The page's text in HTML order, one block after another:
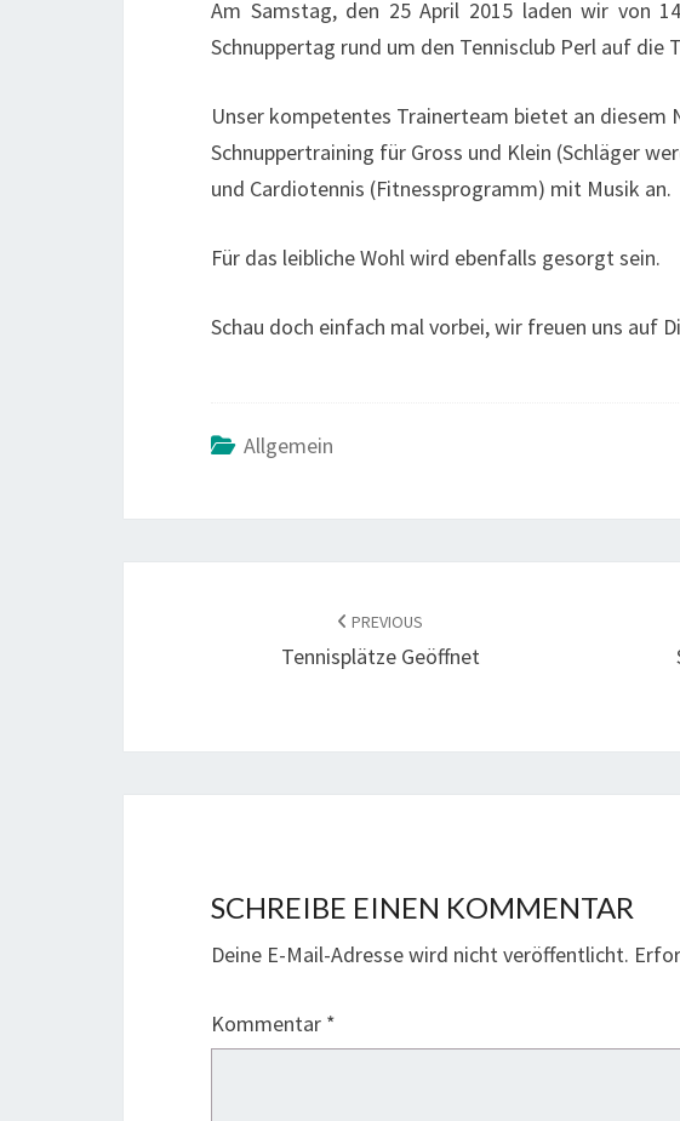
Am Samstag, den 25 April 2015 laden wir von
Schnuppertag rund um den Tennisclub Perl auf die
Unser kompetentes Trainerteam bietet an diesem
Schnuppertraining für Gross und Klein (Schläger
und Cardiotennis (Fitnessprogramm) mit Musik an.
Für das leibliche Wohl wird ebenfalls gesorgt sein.
Schau doch einfach mal vorbei, wir freuen uns auf
Allgemein
NAVIGATION PREVIOUS
Tennisplätze Geöffnet
SCHREIBE EINEN KOMMENTAR
Deine E-Mail-Adresse wird nicht veröffentlicht.
Kommentar *